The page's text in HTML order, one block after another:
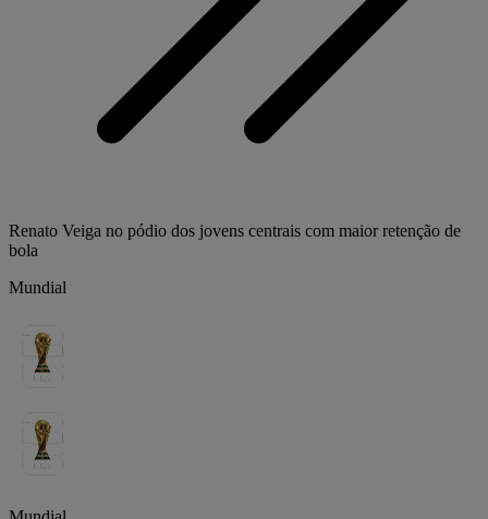
Renato Veiga no pódio dos jovens centrais com maior retenção de
bola
Mundial